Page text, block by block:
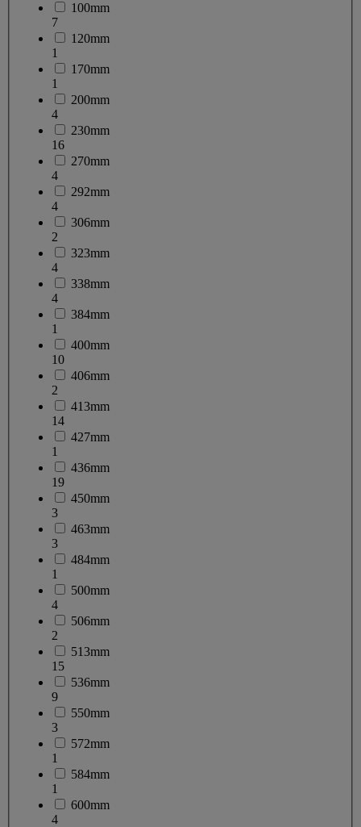
100mm
7
120mm
1
170mm
1
200mm
4
230mm
16
270mm
4
292mm
4
306mm
2
323mm
4
338mm
4
384mm
1
400mm
10
406mm
2
413mm
14
427mm
1
436mm
19
450mm
3
463mm
3
484mm
1
500mm
4
506mm
2
513mm
15
536mm
9
550mm
3
572mm
1
584mm
1
600mm
4